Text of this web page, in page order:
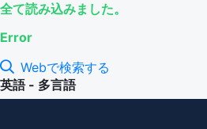
全て読み込みました。
Error
Webで検索する
英語 - 多言語